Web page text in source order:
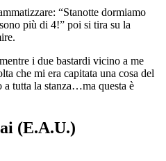
“Stanotte dormiamo
più di 4!” poi si tira su la
i due bastardi vicino a me
che mi era capitata una cosa del
a tutta la stanza…ma questa è
(E.A.U.)